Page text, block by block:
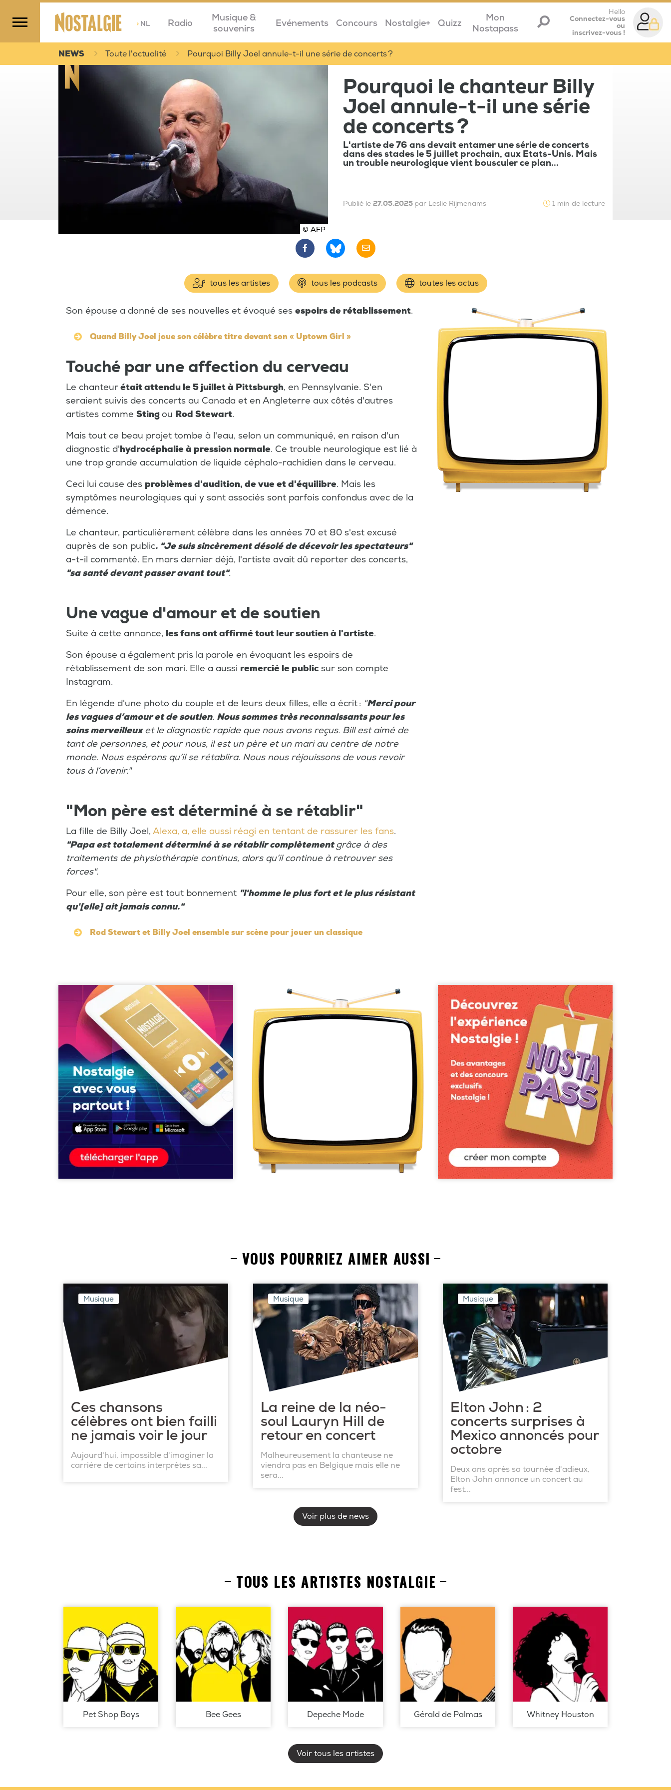
>NL Radio
Musique &
souvenirs
Evénements Concours Nostalgie+ Quizz
Mon
Nostapass
Hello
Connectez-vous
ou
inscrivez-vous !
NEWS Toute l'actualité Pourquoi Billy Joel annule-t-il une série de concerts ?
© AFP
Pourquoi le chanteur Billy
Joel annule-t-il une série
de concerts ?
L'artiste de 76 ans devait entamer une série de concerts
dans des stades le 5 juillet prochain, aux Etats-Unis. Mais
un trouble neurologique vient bousculer ce plan...
Publié le 27.05.2025 par Leslie Rijmenams 1 min de lecture
tous les artistes tous les podcasts toutes les actus
Son épouse a donné de ses nouvelles et évoqué ses espoirs de rétablissement.
Quand Billy Joel joue son célèbre titre devant son « Uptown Girl »
Touché par une affection du cerveau
Le chanteurétait attendu le 5 juillet à Pittsburgh, en Pennsylvanie. S'en
seraient suivis des concerts au Canada et en Angleterre aux côtés d'autres
artistes comme Stingou Rod Stewart.
Mais tout ce beau projet tombe à l'eau, selon un communiqué, en raison d'un
diagnostic d'hydrocéphalie à pression normale. Ce trouble neurologique est lié à
une trop grande accumulation de liquide céphalo-rachidien dans le cerveau.
Ceci lui cause des problèmes d'audition, de vue et d'équilibre. Mais les
symptômes neurologiques qui y sont associés sont parfois confondus avec de la
démence.
Le chanteur, particulièrement célèbre dans les années 70 et 80 s'est excusé
auprès de son public. "Je suis sincèrement désolé de décevoir les spectateurs"
a-t-il commenté. En mars dernier déjà, l'artiste avait dû reporter des concerts,
"sa santé devant passer avant tout".
Une vague d'amour et de soutien
Suite à cette annonce, les fans ont affirmé tout leur soutien à l'artiste.
Son épouse a également pris la parole en évoquant les espoirs de
rétablissement de son mari. Elle a aussi remercié le public sur son compte
Instagram.
En légende d'une photo du couple et de leurs deux filles, elle a écrit : "Merci pour
les vagues d’amour et de soutien. Nous sommes très reconnaissants pour les
soins merveilleuxet le diagnostic rapide que nous avons reçus. Bill est aimé de
tant de personnes, et pour nous, il est un père et un mari au centre de notre
monde. Nous espérons qu’il se rétablira. Nous nous réjouissons de vous revoir
tous à l’avenir."
"Mon père est déterminé à se rétablir"
La fille de Billy Joel, Alexa, a, elle aussi réagi en tentant de rassurer les fans.
"Papa est totalement déterminé à se rétablir complètementgrâce à des
traitements de physiothérapie continus, alors qu’il continue à retrouver ses
forces".
Pour elle, son père est tout bonnement "l'homme le plus fort et le plus résistant
qu'[elle] ait jamais connu."
Rod Stewart et Billy Joel ensemble sur scène pour jouer un classique
VOUS POURRIEZ AIMER AUSSI
Musique
Ces chansons
célèbres ont bien failli
ne jamais voir le jour
Aujourd'hui, impossible d'imaginer la
carrière de certains interprètes sa...
Musique
La reine de la néo-
soul Lauryn Hill de
retour en concert
Malheureusement la chanteuse ne
viendra pas en Belgique mais elle ne
sera...
Musique
Elton John : 2
concerts surprises à
Mexico annoncés pour
octobre
Deux ans après sa tournée d'adieux,
Elton John annonce un concert au
fest...
Voir plus de news
TOUS LES ARTISTES NOSTALGIE
Pet Shop Boys Bee Gees Depeche Mode Gérald de Palmas Whitney Houston
Voir tous les artistes